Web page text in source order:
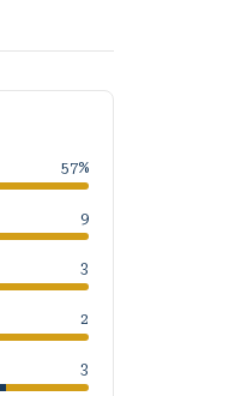
57%
9
3
2
3